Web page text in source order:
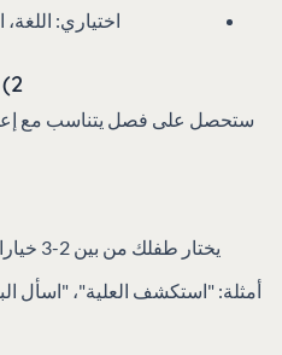
اختياري:
2) جهّز الفصل الأول في دقائق
ستحصل على فصل يتناسب مع
يختار طفلك من بين 2-3 خيارات (أو تكتب أنت موجهًا للوالدين).
أمثلة: "استكشف العلية"، "اسأل